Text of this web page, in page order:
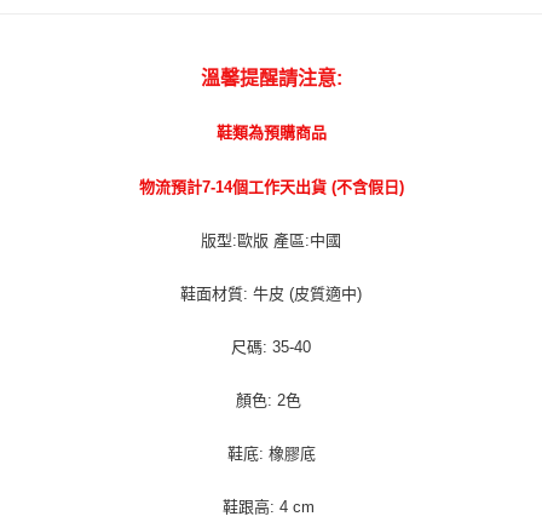
溫馨提醒請注意:
鞋類為預購商品
物流預計7-14個工作天出貨 (不含假日)
版型:歐版 產區:中國
鞋面材質: 牛皮 (皮質適中)
尺碼: 35-40
顏色: 2色
鞋底: 橡膠底
鞋跟高: 4 cm